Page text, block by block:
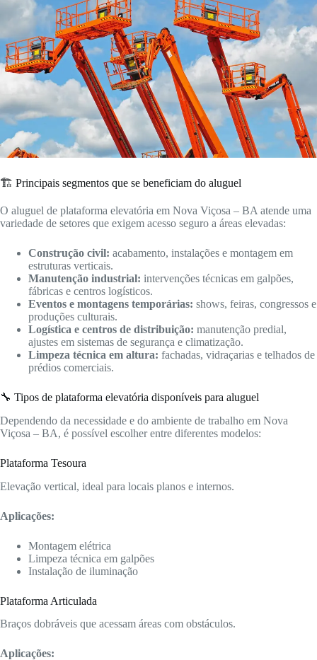
🏗️ Principais segmentos que se beneficiam do aluguel
O aluguel de plataforma elevatória em Nova Viçosa – BA atende uma
variedade de setores que exigem acesso seguro a áreas elevadas:
Construção civil: acabamento, instalações e montagem em
estruturas verticais.
Manutenção industrial: intervenções técnicas em galpões,
fábricas e centros logísticos.
Eventos e montagens temporárias: shows, feiras, congressos e
produções culturais.
Logística e centros de distribuição: manutenção predial,
ajustes em sistemas de segurança e climatização.
Limpeza técnica em altura: fachadas, vidraçarias e telhados de
prédios comerciais.
🔧 Tipos de plataforma elevatória disponíveis para aluguel
Dependendo da necessidade e do ambiente de trabalho em Nova
Viçosa – BA, é possível escolher entre diferentes modelos:
Plataforma Tesoura
Elevação vertical, ideal para locais planos e internos.
Aplicações:
Montagem elétrica
Limpeza técnica em galpões
Instalação de iluminação
Plataforma Articulada
Braços dobráveis que acessam áreas com obstáculos.
Aplicações: